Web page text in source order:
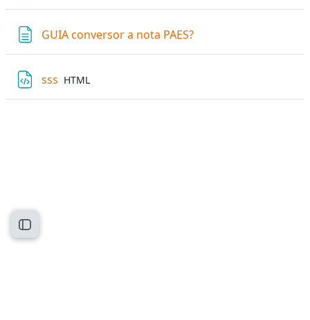
Abrir índice del curso
GUIA conversor a nota PAES?Página
sss Archivo
HTML